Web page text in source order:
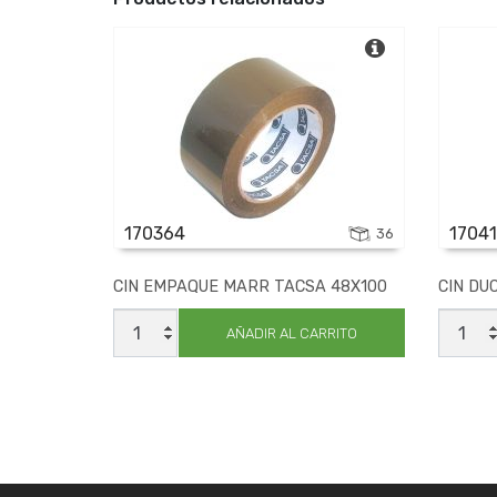
170364 36
CIN EMPAQUE MARR TACSA 48X100
CIN
EMPAQUE
MARR
AÑADIR AL CARRITO
CIN
CIN
DUCTAC
NEGRO